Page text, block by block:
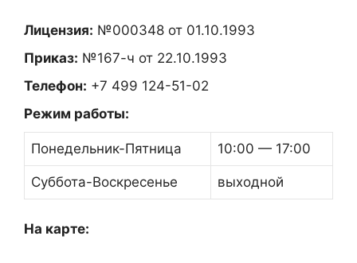
Лицензия: №000348 от 01.10.1993
Приказ: №167-ч от 22.10.1993
Телефон: +7 499 124-51-02
Режим работы:
Понедельник-Пятница 10:00 — 17:00
Суббота-Воскресенье выходной
На карте: